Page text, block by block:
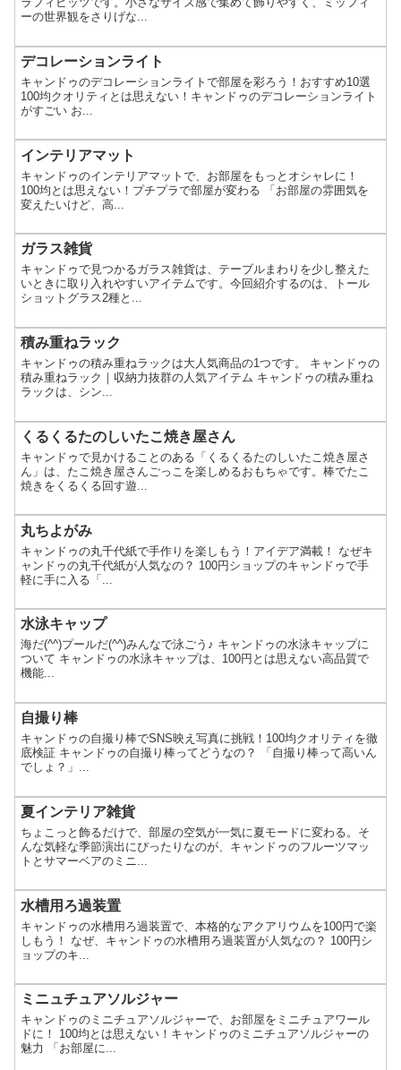
ーの世界観をさりげな...
デコレーションライト
キャンドゥのデコレーションライトで部屋を彩ろう！おすすめ10選
100均クオリティとは思えない！キャンドゥのデコレーションライト
がすごい お...
インテリアマット
キャンドゥのインテリアマットで、お部屋をもっとオシャレに！
100均とは思えない！プチプラで部屋が変わる 「お部屋の雰囲気を
変えたいけど、高...
ガラス雑貨
キャンドゥで見つかるガラス雑貨は、テーブルまわりを少し整えた
いときに取り入れやすいアイテムです。今回紹介するのは、トール
ショットグラス2種と...
積み重ねラック
キャンドゥの積み重ねラックは大人気商品の1つです。 キャンドゥの
積み重ねラック｜収納力抜群の人気アイテム キャンドゥの積み重ね
ラックは、シン...
くるくるたのしいたこ焼き屋さん
キャンドゥで見かけることのある「くるくるたのしいたこ焼き屋さ
ん」は、たこ焼き屋さんごっこを楽しめるおもちゃです。棒でたこ
焼きをくるくる回す遊...
丸ちよがみ
キャンドゥの丸千代紙で手作りを楽しもう！アイデア満載！ なぜキ
ャンドゥの丸千代紙が人気なの？ 100円ショップのキャンドゥで手
軽に手に入る「...
水泳キャップ
海だ(^^)プールだ(^^)みんなで泳ごう♪ キャンドゥの水泳キャップに
ついて キャンドゥの水泳キャップは、100円とは思えない高品質で
機能...
自撮り棒
キャンドゥの自撮り棒でSNS映え写真に挑戦！100均クオリティを徹
底検証 キャンドゥの自撮り棒ってどうなの？ 「自撮り棒って高いん
でしょ？」...
夏インテリア雑貨
ちょこっと飾るだけで、部屋の空気が一気に夏モードに変わる。そ
んな気軽な季節演出にぴったりなのが、キャンドゥのフルーツマッ
トとサマーベアのミニ...
水槽用ろ過装置
キャンドゥの水槽用ろ過装置で、本格的なアクアリウムを100円で楽
しもう！ なぜ、キャンドゥの水槽用ろ過装置が人気なの？ 100円シ
ョップのキ...
ミニュチュアソルジャー
キャンドゥのミニチュアソルジャーで、お部屋をミニチュアワール
ドに！ 100均とは思えない！キャンドゥのミニチュアソルジャーの
魅力 「お部屋に...